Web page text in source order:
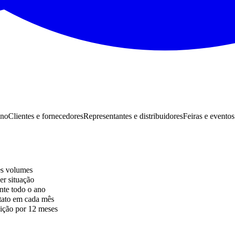
Clientes e fornecedoresRepresentantes e distribuidoresFeiras e eventos
volumes
situação
todo o ano
em cada mês
por 12 meses